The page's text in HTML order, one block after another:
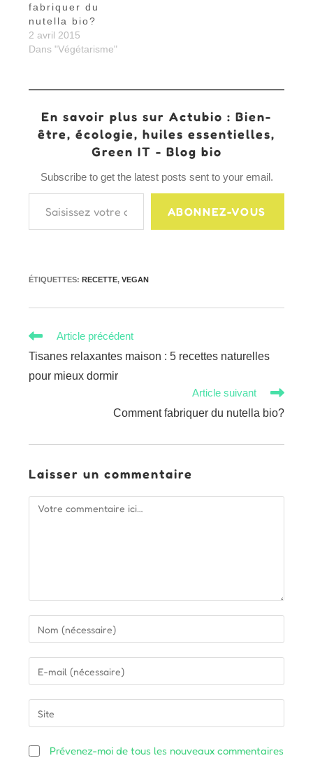
fabriquer du
nutella bio?
2 avril 2015
Dans "Végétarisme"
En savoir plus sur Actubio : Bien-
être, écologie, huiles essentielles,
Green IT - Blog bio
Subscribe to get the latest posts sent to your email.
Saisissez votre adresse e-mail…
ABONNEZ-VOUS
ÉTIQUETTES: RECETTE, VEGAN
Read
articles
Article précédent
Tisanes relaxantes maison : 5 recettes naturelles
pour mieux dormir
Article suivant
Comment fabriquer du nutella bio?
Laisser un commentaire
Comment
your
name
comment
your
email
address
comment
l’URL
votre
Prévenez-moi de tous les nouveaux commentaires